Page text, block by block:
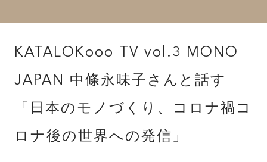
KATALOKooo TV vol.3 MONO
JAPAN 中條永味子さんと話す
「日本のモノづくり、コロナ禍コ
ロナ後の世界への発信」